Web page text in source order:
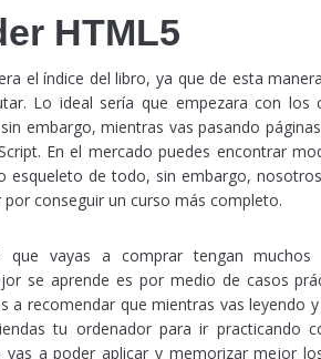
HTML5
el índice del libro, ya que de esta
Lo ideal sería que empezara con los
embargo, mientras vas pasando
En el mercado puedes encontrar
esqueleto de todo, sin embargo,
conseguir un curso más completo.
vayas a comprar tengan muchos
se aprende es por medio de casos
recomendar que mientras vas leyendo
tu ordenador para ir practicando
a poder aplicar y memorizar mejor